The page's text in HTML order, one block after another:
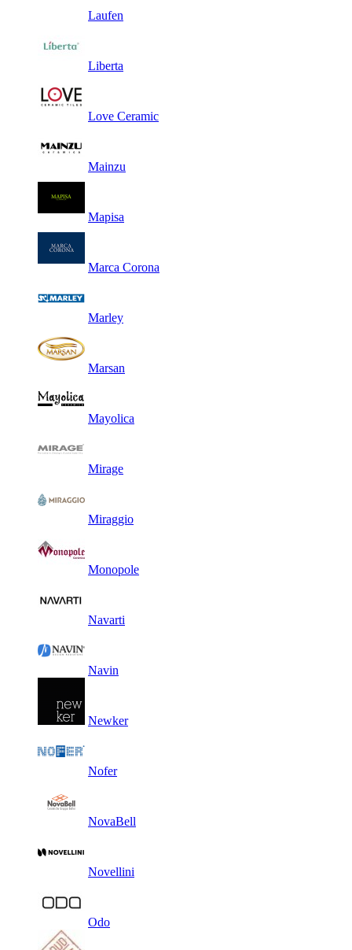
Laufen
Liberta
Love Ceramic
Mainzu
Mapisa
Marca Corona
Marley
Marsan
Mayolica
Mirage
Miraggio
Monopole
Navarti
Navin
Newker
Nofer
NovaBell
Novellini
Odo